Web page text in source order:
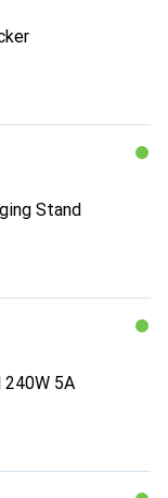
Stand
240W 5A